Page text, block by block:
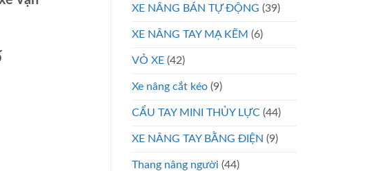
XE NÂNG BÁN TỰ ĐỘNG (39)
XE NÂNG TAY MẠ KẼM (6)
VỎ XE (42)
Xe nâng cắt kéo (9)
CẨU TAY MINI THỦY LỰC (44)
XE NÂNG TAY BẰNG ĐIỆN (9)
Thang nâng người (44)